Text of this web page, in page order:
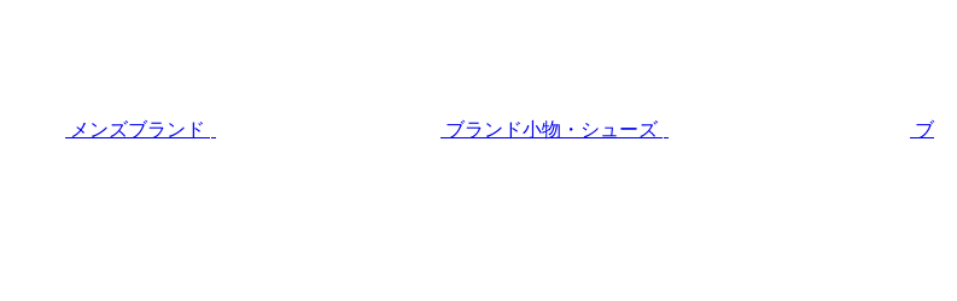
メンズブランド ブランド小物・シューズ ブ